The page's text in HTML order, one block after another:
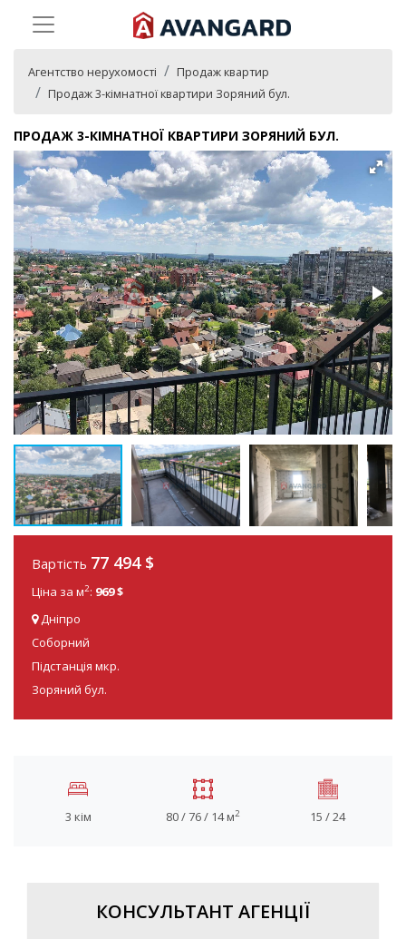
Агентство нерухомості
Продаж квартир
Продаж 3-кімнатної квартири Зоряний бул.
ПРОДАЖ 3-КІМНАТНОЇ КВАРТИРИ ЗОРЯНИЙ БУЛ.
Вартість 77 494 $
Ціна за м2: 969 $
Дніпро
Соборний
Підстанція мкр.
Зоряний бул.
3 кім 80 / 76 / 14 м2 15 / 24
КОНСУЛЬТАНТ АГЕНЦІЇ